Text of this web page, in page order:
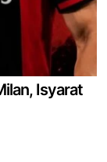
Isyarat